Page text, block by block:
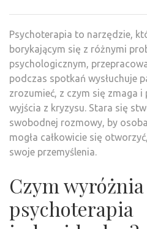
Psychoterapia to narzędzie,
borykającym się z różnymi
psychologicznym,
podczas spotkań wysłuchuje
zrozumieć, z czym się zmaga
wyjścia z kryzysu. Stara się
swobodnej rozmowy, by
mogła całkowicie się
swoje przemyślenia.
Czym
psychoterapia